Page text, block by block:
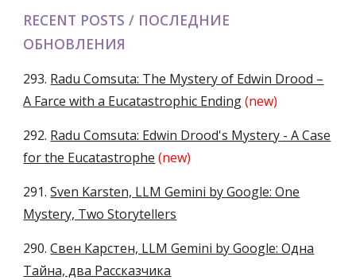
RECENT POSTS / ПОСЛЕДНИЕ
ОБНОВЛЕНИЯ
293. Radu Comsuta: The Mystery of Edwin Drood –
A Farce with a Eucatastrophic Ending (new)
292. Radu Comsuta: Edwin Drood's Mystery - A Case
for the Eucatastrophe (new)
291.Sven Karsten, LLM Gemini by Google: One
Mystery, Two Storytellers
290.Свен Карстен, LLM Gemini by Google: Одна
Тайна, два Рассказчика